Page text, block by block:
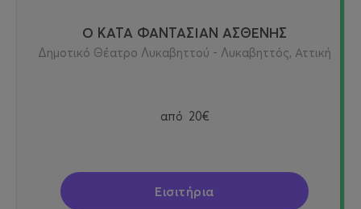
Ο ΚΑΤΑ ΦΑΝΤΑΣΙΑΝ ΑΣΘΕΝΗΣ
Δημοτικό Θέατρο Λυκαβηττού - Λυκαβηττός, Αττική
από 20€
Εισιτήρια